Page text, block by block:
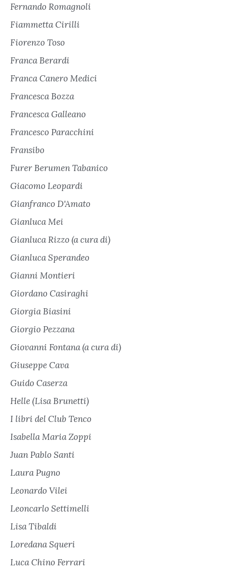
Fernando Romagnoli
Fiammetta Cirilli
Fiorenzo Toso
Franca Berardi
Franca Canero Medici
Francesca Bozza
Francesca Galleano
Francesco Paracchini
Fransibo
Furer Berumen Tabanico
Giacomo Leopardi
Gianfranco D'Amato
Gianluca Mei
Gianluca Rizzo (a cura di)
Gianluca Sperandeo
Gianni Montieri
Giordano Casiraghi
Giorgia Biasini
Giorgio Pezzana
Giovanni Fontana (a cura di)
Giuseppe Cava
Guido Caserza
Helle (Lisa Brunetti)
I libri del Club Tenco
Isabella Maria Zoppi
Juan Pablo Santi
Laura Pugno
Leonardo Vilei
Leoncarlo Settimelli
Lisa Tibaldi
Loredana Squeri
Luca Chino Ferrari